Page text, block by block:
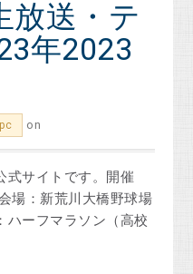
放送・テ
年2023
on
式サイトです。開催
場：新荒川大橋野球場
ハーフマラソン（高校